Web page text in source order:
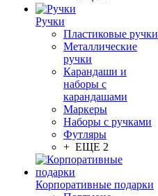
Ручки
Пластиковые ручки
Металлические
ручки
Карандаши и
наборы с
карандашами
Маркеры
Наборы с ручками
Футляры
+ ЕЩЕ 2
Корпоративные подарки